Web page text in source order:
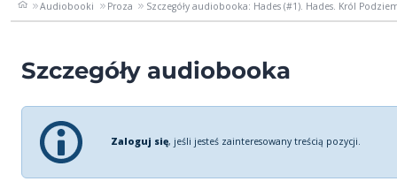
Audiobooki Proza Szczegóły audiobooka: Hades (#1). Hades. Król
Szczegóły audiobooka
Zaloguj się, jeśli jesteś zainteresowany treścią pozycji.